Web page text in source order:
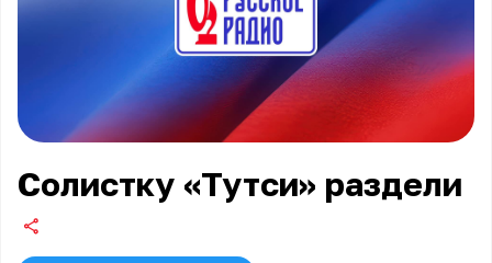
Солистку «Тутси» раздели